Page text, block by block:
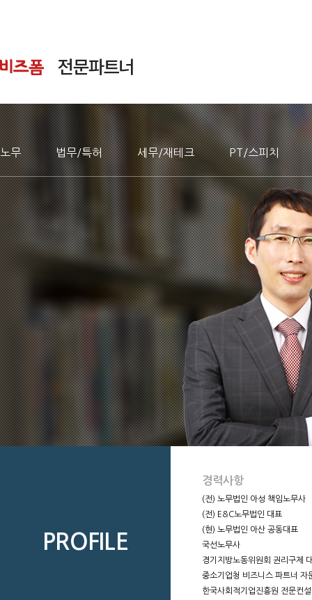
노무 법무/특허 세무/재테크 PT/스피치
PROFILE
경력사항
(전) 노무법인 아성 책임노무사
(전) E&C노무법인 대표
(현) 노무법인 아산 공동대표
국선노무사
경기지방노동위원회 권리구제
중소기업청 비즈니스 파트너 자
한국사회적기업진흥원 전문컨